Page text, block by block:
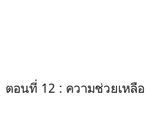
ตอนที่ 12 : ความช่วยเหลือ